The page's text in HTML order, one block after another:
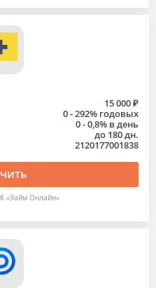
15 000 ₽
0 - 292% годовых
0 - 0,8% в день
до 180 дн.
2120177001838
«Займ Онлайн»